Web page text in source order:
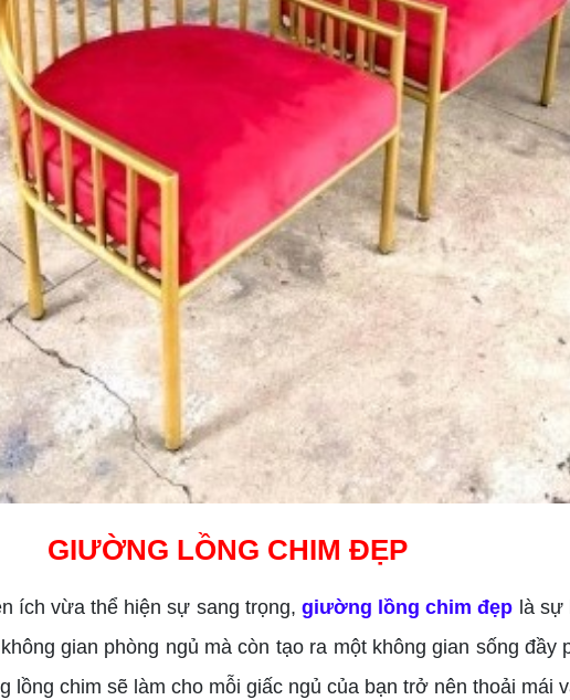
GIƯỜNG LỒNG CHIM ĐẸP
ích vừa thể hiện sự sang trọng, giường lồng chim đẹp là
gian phòng ngủ mà còn tạo ra một không gian sống
lồng chim sẽ làm cho mỗi giấc ngủ của bạn trở nên thoải mái